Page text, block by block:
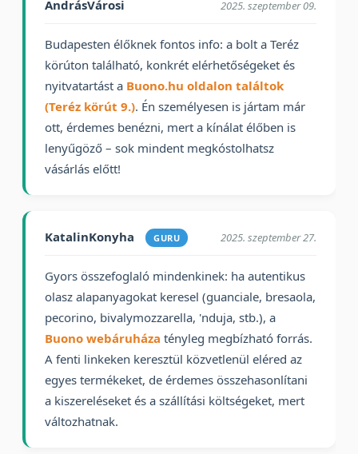
AndrásVárosi 2025. szeptember 09.
Budapesten élőknek fontos info: a bolt a Teréz
körúton található, konkrét elérhetőségeket és
nyitvatartást a Buono.hu oldalon találtok
(Teréz körút 9.). Én személyesen is jártam már
ott, érdemes benézni, mert a kínálat élőben is
lenyűgöző – sok mindent megkóstolhatsz
vásárlás előtt!
KatalinKonyha GURU 2025. szeptember 27.
Gyors összefoglaló mindenkinek: ha autentikus
olasz alapanyagokat keresel (guanciale, bresaola,
pecorino, bivalymozzarella, 'nduja, stb.), a
Buono webáruháza tényleg megbízható forrás.
A fenti linkeken keresztül közvetlenül eléred az
egyes termékeket, de érdemes összehasonlítani
a kiszereléseket és a szállítási költségeket, mert
változhatnak.